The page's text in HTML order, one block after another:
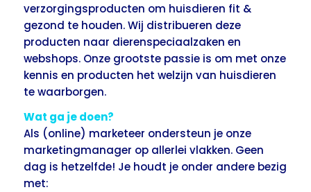
verzorgingsproducten om huisdieren fit &
gezond te houden. Wij distribueren deze
producten naar dierenspeciaalzaken en
webshops. Onze grootste passie is om met onze
kennis en producten het welzijn van huisdieren
te waarborgen.
Wat ga je doen?
Als (online) marketeer ondersteun je onze
marketingmanager op allerlei vlakken. Geen
dag is hetzelfde! Je houdt je onder andere bezig
met: